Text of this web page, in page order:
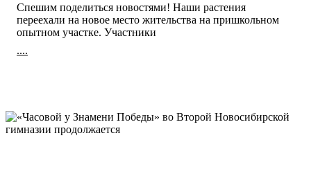
Спешим поделиться новостями! Наши растения
переехали на новое место жительства на пришкольном
опытном участке. Участники
....